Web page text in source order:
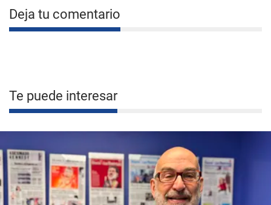
Deja tu comentario
Te puede interesar